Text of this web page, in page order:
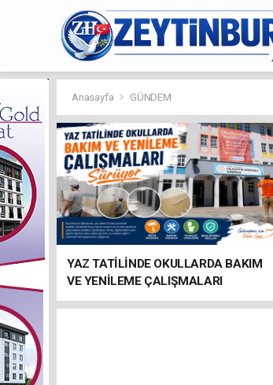
Anasayfa GÜNDEM
YAZ TATİLİNDE OKULLARDA BAKIM
VE YENİLEME ÇALIŞMALARI
SÜRÜYOR